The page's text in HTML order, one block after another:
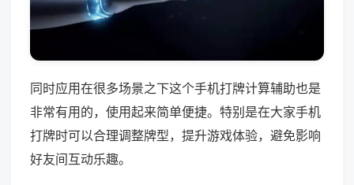
同时应用在很多场景之下这个手机打牌计算辅助也是
非常有用的，使用起来简单便捷。特别是在大家手机
打牌时可以合理调整牌型，提升游戏体验，避免影响
好友间互动乐趣。